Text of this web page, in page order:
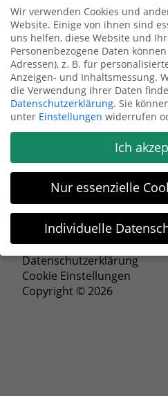
Ich bin mit der Verarbeitung
Datenschutzerklärung
Impressum
Datenschutzerklärung
Cookie Einstellungen
Copyright © 2026
Wir verwenden Cookies und
Website. Einige von ihnen sind
uns helfen, diese Website und
Personenbezogene Daten
Adressen), z. B. für
Anzeigen- und Inhaltsmessung.
die Verwendung Ihrer Daten
Datenschutzerklärung. Sie
unter Einstellungen widerrufen
Ich
Nur essenzielle
Individuelle
Wenn Sie unter 16 Jahre alt sind
freiwilligen Diensten geben